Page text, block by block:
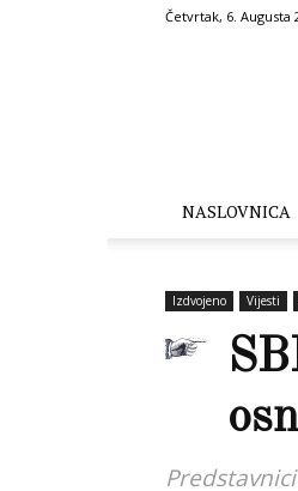
Četvrtak, 6. Augusta
NASLOVNICA
Izdvojeno Vijesti